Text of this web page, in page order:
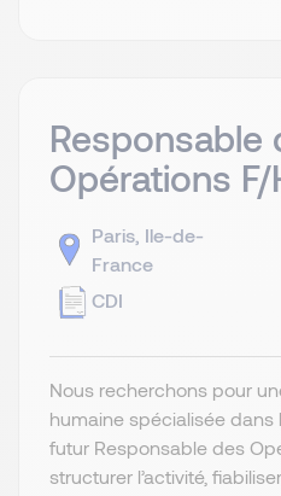
Responsable
Opérations F/
Paris, Ile-de-
France
CDI
Nous recherchons pour
humaine spécialisée dans
futur Responsable des
structurer l’activité,